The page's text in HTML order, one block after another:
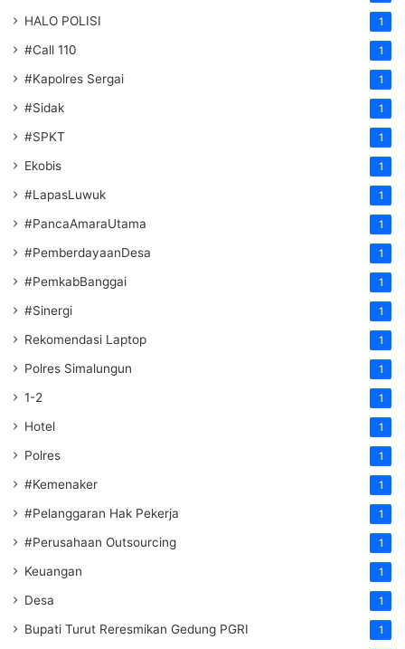
HALO POLISI 1
#Call 110 1
#Kapolres Sergai 1
#Sidak 1
#SPKT 1
Ekobis 1
#LapasLuwuk 1
#PancaAmaraUtama 1
#PemberdayaanDesa 1
#PemkabBanggai 1
#Sinergi 1
Rekomendasi Laptop 1
Polres Simalungun 1
1-2 1
Hotel 1
Polres 1
#Kemenaker 1
#Pelanggaran Hak Pekerja 1
#Perusahaan Outsourcing 1
Keuangan 1
Desa 1
Bupati Turut Reresmikan Gedung PGRI 1